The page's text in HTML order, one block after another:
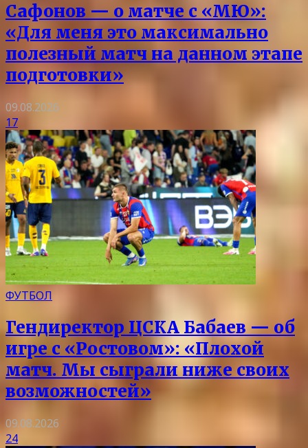
Сафонов — о матче с «МЮ»:
«Для меня это максимально
полезный матч на данном этапе
подготовки»
09.08.2026
17
ФУТБОЛ
Гендиректор ЦСКА Бабаев — об
игре с «Ростовом»: «Плохой
матч. Мы сыграли ниже своих
возможностей»
09.08.2026
24